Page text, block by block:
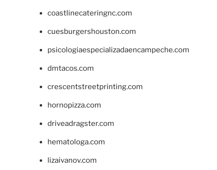
coastlinecateringnc.com
cuesburgershouston.com
psicologiaespecializadaencampeche.com
dmtacos.com
crescentstreetprinting.com
hornopizza.com
driveadragster.com
hematologa.com
lizaivanov.com